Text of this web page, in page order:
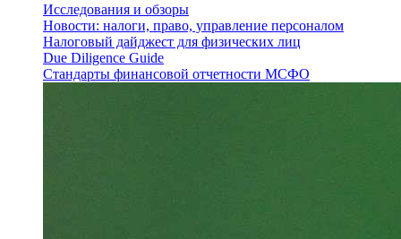
Исследования и обзоры
Новости: налоги, право, управление персоналом
Налоговый дайджест для физических лиц
Due Diligence Guide
Стандарты финансовой отчетности МСФО